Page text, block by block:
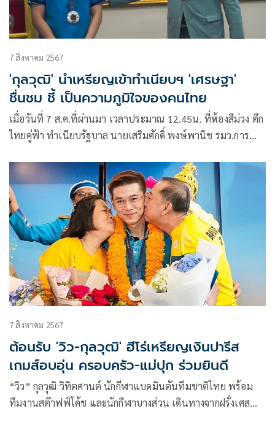
7 สิงหาคม 2567
'กุลวุฒิ' นำเหรียญเข้าทำเนียบฯ 'เศรษฐา'
ชื่นชม ชี้ เป็นความภูมิใจของคนไทย
เมื่อวันที่ 7 ส.ค.ที่ผ่านมา เวลาประมาณ 12.45น. ที่ห้องสีม่วง ตึก
ไทยคู่ฟ้า ทำเนียบรัฐบาล นายเสริมศักดิ์ พงษ์พานิช รมว.การ
ร่วมการแข่งขันกีฬาโอลิมปิก 2024 ณ กรุงปารีส สาธารณรัฐ
ฝรั่งเศส เข้าพบ นายเศรษฐา ทวีสิน นายกรัฐมนตรี โดยมี “วิว”
ส.ต.ท.กุลวุฒิ วิทิตศานต์ นักแบดมินตัน ซึ่งได้รับเหรียญเงิน
“เมย์” รัชนก อินทนนท์ นักแบดมินตันหญิง และทีมนักกีฬา
แบดมินตัน รวมถึงคณะผู้ฝึกสอน
7 สิงหาคม 2567
ต้อนรับ 'วิว-กุลวุฒิ' ฮีโร่เหรียญเงินปารีส
เกมส์อบอุ่น ครอบครัว-แม่ปุก ร่วมยินดี
“วิว” กุลวุฒิ วิทิตศานต์ นักกีฬาแบดมินตันทีมชาติไทย พร้อม
ทีมงานสต๊าฟฟ์โค้ช และนักกีฬาบางส่วน เดินทางจากฝรั่งเศส